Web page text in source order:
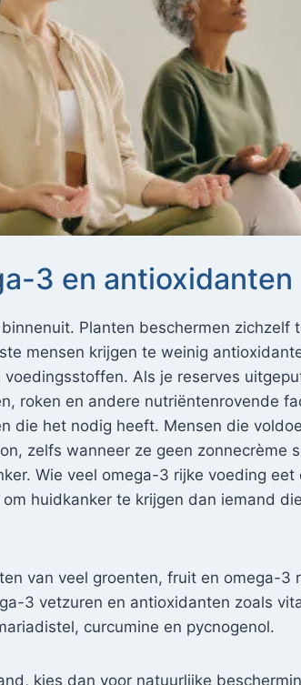
3 en antioxidanten
Planten beschermen zichzelf
mensen krijgen te weinig
Als je reserves
roken en andere nutriëntenrovende
die het nodig heeft. Mensen die
zelfs wanneer ze geen zonnecrème
Wie veel omega-3 rijke voeding eet
huidkanker te krijgen dan iemand
van veel groenten, fruit en omega-3
3 vetzuren en antioxidanten zoals
curcumine en pycnogenol.
kies dan voor natuurlijke